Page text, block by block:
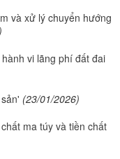
và xử lý chuyển hướng
vi lãng phí đất đai
(23/01/2026)
ma túy và tiền chất